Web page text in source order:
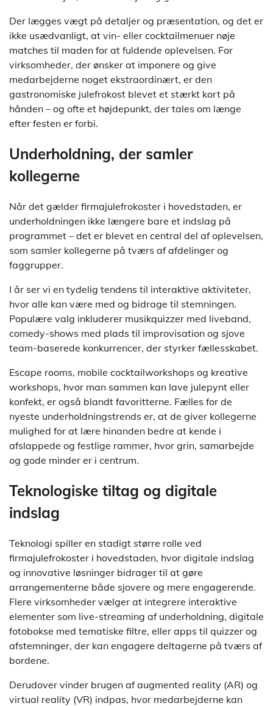
Der lægges vægt på detaljer og præsentation, og det er
ikke usædvanligt, at vin- eller cocktailmenuer nøje
matches til maden for at fuldende oplevelsen. For
virksomheder, der ønsker at imponere og give
medarbejderne noget ekstraordinært, er den
gastronomiske julefrokost blevet et stærkt kort på
hånden – og ofte et højdepunkt, der tales om længe
efter festen er forbi.
Underholdning, der samler
kollegerne
Når det gælder firmajulefrokoster i hovedstaden, er
underholdningen ikke længere bare et indslag på
programmet – det er blevet en central del af oplevelsen,
som samler kollegerne på tværs af afdelinger og
faggrupper.
I år ser vi en tydelig tendens til interaktive aktiviteter,
hvor alle kan være med og bidrage til stemningen.
Populære valg inkluderer musikquizzer med liveband,
comedy-shows med plads til improvisation og sjove
team-baserede konkurrencer, der styrker fællesskabet.
Escape rooms, mobile cocktailworkshops og kreative
workshops, hvor man sammen kan lave julepynt eller
konfekt, er også blandt favoritterne. Fælles for de
nyeste underholdningstrends er, at de giver kollegerne
mulighed for at lære hinanden bedre at kende i
afslappede og festlige rammer, hvor grin, samarbejde
og gode minder er i centrum.
Teknologiske tiltag og digitale
indslag
Teknologi spiller en stadigt større rolle ved
firmajulefrokoster i hovedstaden, hvor digitale indslag
og innovative løsninger bidrager til at gøre
arrangementerne både sjovere og mere engagerende.
Flere virksomheder vælger at integrere interaktive
elementer som live-streaming af underholdning, digitale
fotobokse med tematiske filtre, eller apps til quizzer og
afstemninger, der kan engagere deltagerne på tværs af
bordene.
Derudover vinder brugen af augmented reality (AR) og
virtual reality (VR) indpas, hvor medarbejderne kan